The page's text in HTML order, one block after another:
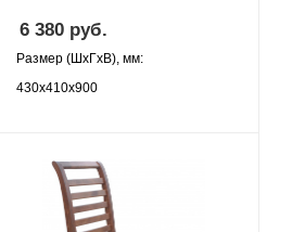
6 380руб.
Размер (ШхГхВ), мм:
430х410х900